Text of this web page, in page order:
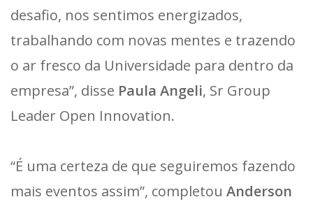
desafio, nos sentimos energizados,
trabalhando com novas mentes e trazendo
o ar fresco da Universidade para dentro da
empresa”, disse Paula Angeli, Sr Group
Leader Open Innovation.
“É uma certeza de que seguiremos fazendo
mais eventos assim”, completou Anderson